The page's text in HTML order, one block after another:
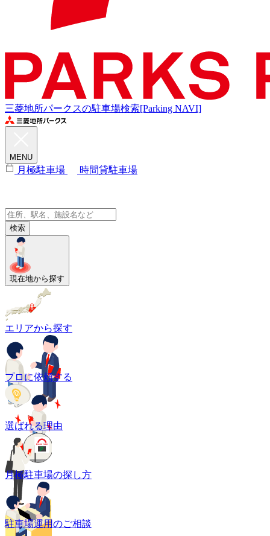
三菱地所パークスの駐車場検索[Parking NAVI]
MENU
月極駐車場 時間貸駐車場
検索
現在地から探す
エリアから探す
プロに依頼する
選ばれる理由
月極駐車場の探し方
駐車場運用のご相談